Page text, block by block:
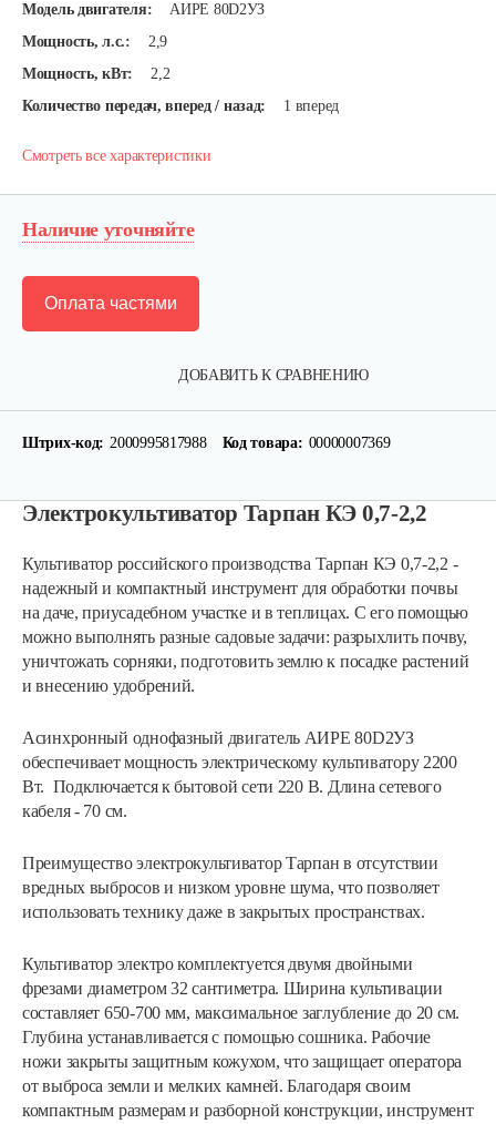
Модель двигателя:
АИРЕ 80D2УЗ
Мощность, л.с.:
2,9
Мощность, кВт:
2,2
Количество передач, вперед / назад:
1 вперед
Смотреть все характеристики
Наличие уточняйте
ДОБАВИТЬ К СРАВНЕНИЮ
Оплата частями
Штрих-код: 2000995817988 Код товара: 00000007369
Электрокультиватор Тарпан КЭ 0,7-2,2
Культиватор российского производства Тарпан КЭ 0,7-2,2 -
надежный и компактный инструмент для обработки почвы
на даче, приусадебном участке и в теплицах. С его помощью
можно выполнять разные садовые задачи: разрыхлить почву,
уничтожать сорняки, подготовить землю к посадке растений
и внесению удобрений.
Асинхронный однофазный двигатель АИРЕ 80D2УЗ
обеспечивает мощность электрическому культиватору 2200
Вт. Подключается к бытовой сети 220 В. Длина сетевого
кабеля - 70 см.
Преимущество электрокультиватор Тарпан в отсутствии
вредных выбросов и низком уровне шума, что позволяет
использовать технику даже в закрытых пространствах.
Культиватор электро комплектуется двумя двойными
фрезами диаметром 32 сантиметра. Ширина культивации
составляет 650-700 мм, максимальное заглубление до 20 см.
Глубина устанавливается с помощью сошника. Рабочие
ножи закрыты защитным кожухом, что защищает оператора
от выброса земли и мелких камней. Благодаря своим
компактным размерам и разборной конструкции, инструмент
Электрический культиватор…
585 руб Смотреть